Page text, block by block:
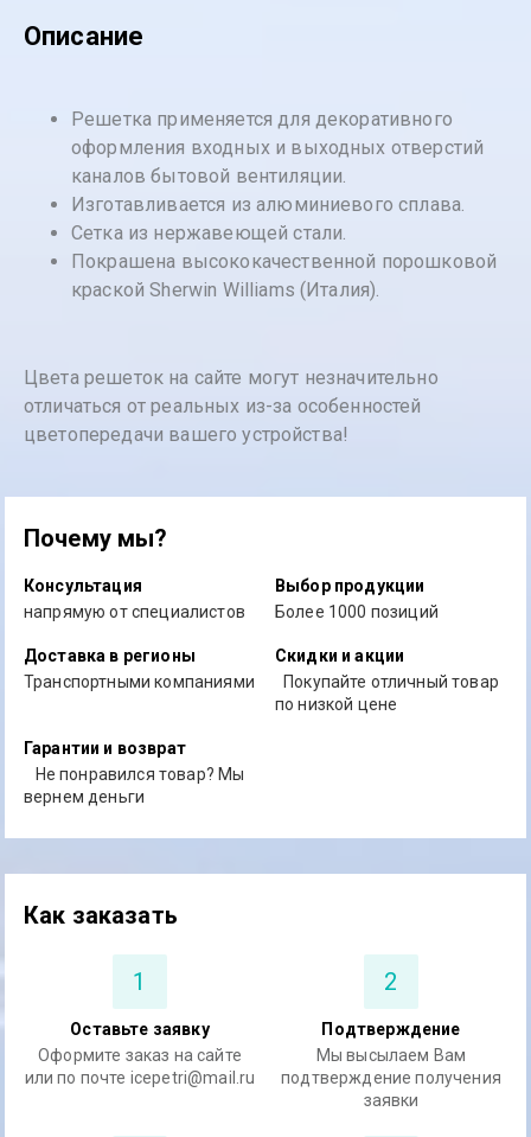
Описание
Решетка применяется для декоративного
оформления входных и выходных отверстий
каналов бытовой вентиляции.
Изготавливается из алюминиевого сплава.
Сетка из нержавеющей стали.
Покрашена высококачественной порошковой
краской Sherwin Williams (Италия).
Цвета решеток на сайте могут незначительно
отличаться от реальных из-за особенностей
цветопередачи вашего устройства!
Почему мы?
Консультация
напрямую от специалистов
Выбор продукции
Более 1000 позиций
Доставка в регионы
Транспортными компаниями
Скидки и акции
Покупайте отличный товар
по низкой цене
Гарантии и возврат
Не понравился товар? Мы
вернем деньги
Как заказать
1
Оставьте заявку
Оформите заказ на сайте
или по почте icepetri@mail.ru
2
Подтверждение
Мы высылаем Вам
подтверждение получения
заявки